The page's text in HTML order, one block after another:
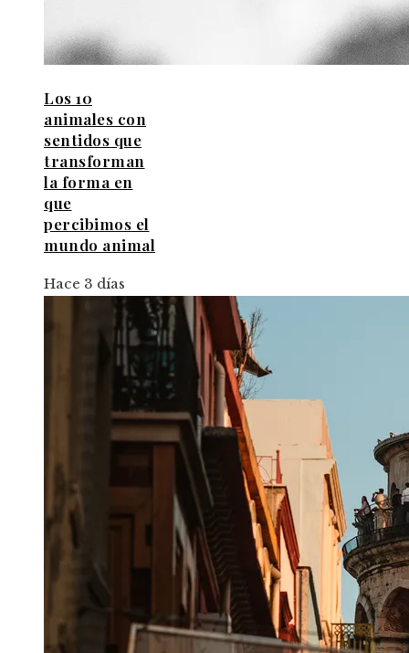
Los 10
animales con
sentidos que
transforman
la forma en
que
percibimos el
mundo animal
Hace 3 días